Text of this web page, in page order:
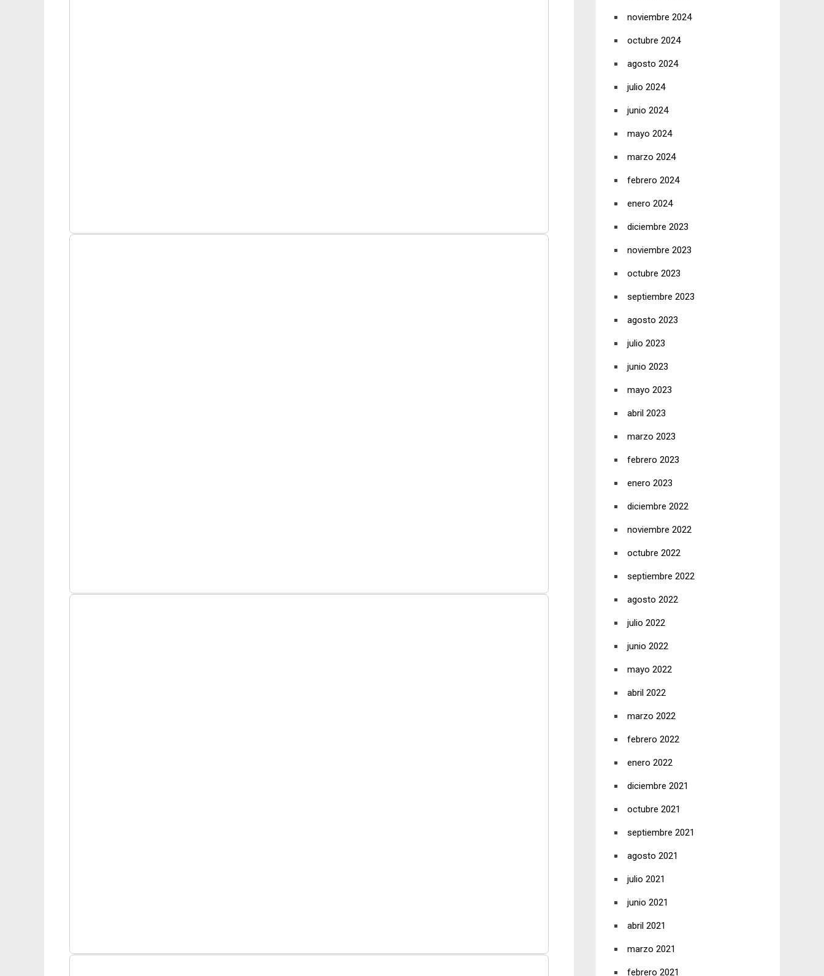
noviembre 2024
octubre 2024
agosto 2024
julio 2024
junio 2024
mayo 2024
marzo 2024
febrero 2024
enero 2024
diciembre 2023
noviembre 2023
octubre 2023
septiembre 2023
agosto 2023
julio 2023
junio 2023
mayo 2023
abril 2023
marzo 2023
febrero 2023
enero 2023
diciembre 2022
noviembre 2022
octubre 2022
septiembre 2022
agosto 2022
julio 2022
junio 2022
mayo 2022
abril 2022
marzo 2022
febrero 2022
enero 2022
diciembre 2021
octubre 2021
septiembre 2021
agosto 2021
julio 2021
junio 2021
abril 2021
marzo 2021
febrero 2021